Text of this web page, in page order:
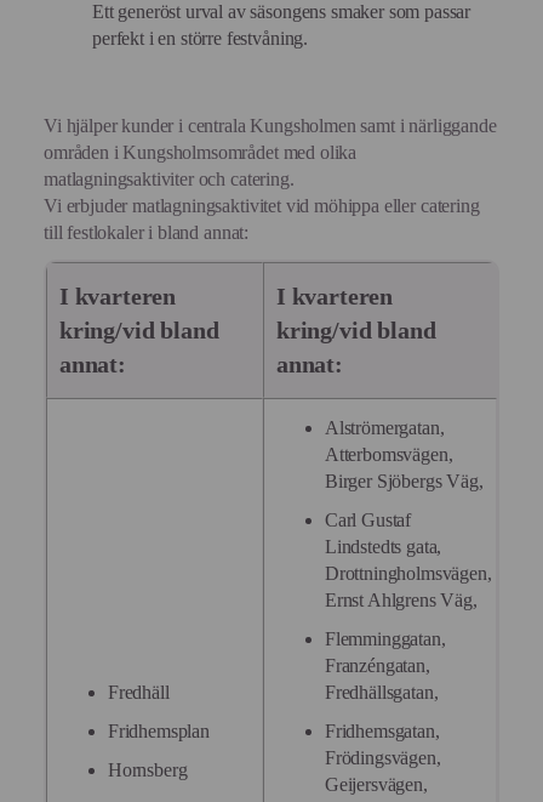
Ett generöst urval av säsongens smaker som passar
perfekt i en större festvåning.
Vi hjälper kunder i centrala Kungsholmen samt i närliggande
områden i Kungsholmsområdet med olika
matlagningsaktiviter och catering.
Vi erbjuder matlagningsaktivitet vid möhippa eller catering
till festlokaler i bland annat:
I kvarteren
kring/vid bland
annat:
I kvarteren
kring/vid bland
annat:
Fredhäll
Fridhemsplan
Hornsberg
Alströmergatan,
Atterbomsvägen,
Birger Sjöbergs Väg,
Carl Gustaf
Lindstedts gata,
Drottningholmsvägen,
Ernst Ahlgrens Väg,
Flemminggatan,
Franzéngatan,
Fredhällsgatan,
Fridhemsgatan,
Frödingsvägen,
Geijersvägen,